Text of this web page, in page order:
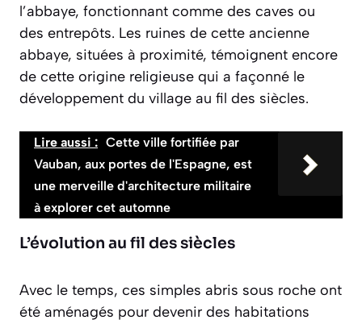
l’abbaye, fonctionnant comme des caves ou
des entrepôts. Les ruines de cette ancienne
abbaye, situées à proximité, témoignent encore
de cette origine religieuse qui a façonné le
développement du village au fil des siècles.
Lire aussi : Cette ville fortifiée par
Vauban, aux portes de l'Espagne, est
une merveille d'architecture militaire
à explorer cet automne
L’évolution au fil des siècles
Avec le temps, ces simples abris sous roche ont
été aménagés pour devenir des habitations